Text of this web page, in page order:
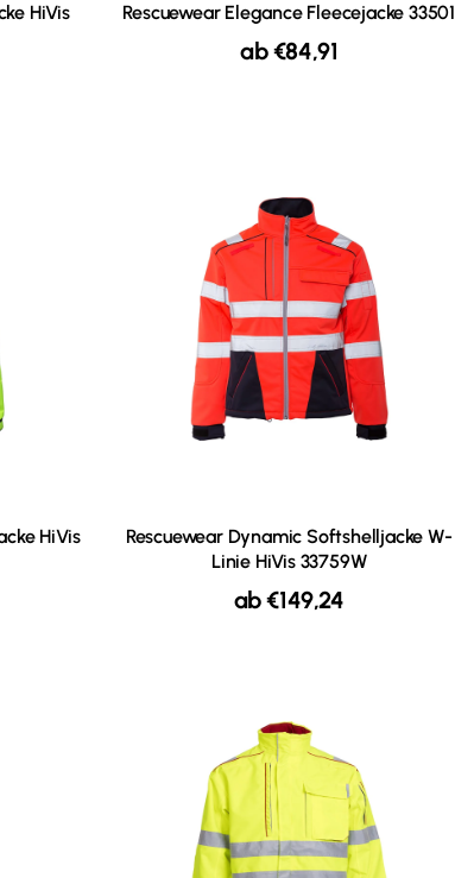
HiVis
Rescuewear Elegance Fleecejacke 33501
ab €84,91
HiVis
Rescuewear Dynamic Softshelljacke W-
Linie HiVis 33759W
ab€149,24